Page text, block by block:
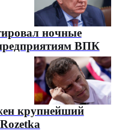
ночные
ВПК
крупнейший